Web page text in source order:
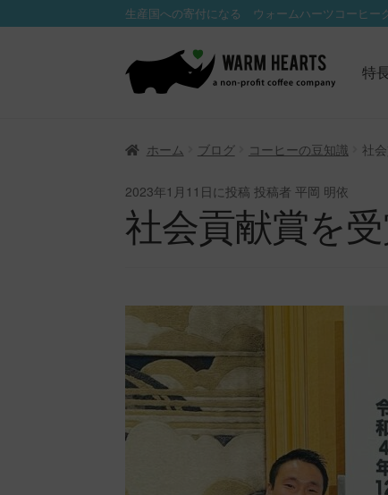
ビ
ゲ
ョ
へ
ス
キ
ン
テ
へ
キ
ッ
プ
特
生産国への寄付になる ウォームハーツコーヒー
ホーム ブログ コーヒーの豆知識 社
2023年1月11日に投稿 投稿者 平岡 明依
社会貢献賞を